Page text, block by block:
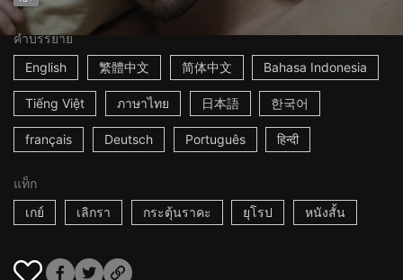
คำบรรยาย
English
繁體中文 简体中文 Bahasa Indonesia
Tiếng Việt ภาษาไทย 日本語 한국어
français Deutsch Português हिन्दी
แท็ก
เกย์
เลิกรา กระตุ้นราคะ ยุโรป หนังสั้น